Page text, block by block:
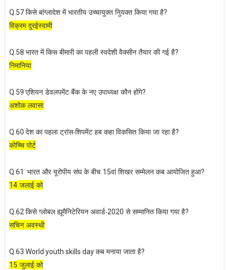
Q.57किसे बांग्लादेश में भारतीय उच्चायुक्त निुयक्त किया गया है?
विक्रम दुरईस्वामी
Q.58 भारत में किस बीमारी का पहली स्वदेशी वैक्सीन तैयार की गई है?
निमानिया
Q.59 एशियन डेवलपमेंट बैंक के नए उपाध्यक्ष कौन होंगे?
अशोक लवासा
Q.60 देश का पहला ट्रांस-शिपमेंट हब कहा विकसित किया जा रहा है?
कोच्चि पोर्ट
Q.61 भारत और यूरोपीय संघ के बीच 15वां शिखर सम्मेलन कब आयोजित हुआ?
14जलाई को
Q.62 किसे ग्लोबल ह्यूमैनिटेरियन अवार्ड-2020 से सम्मानित किया गया है?
सचिन अवस्थी
Q.63 World youth skills dayकब मनाया जाता है?
15 जुलाई को